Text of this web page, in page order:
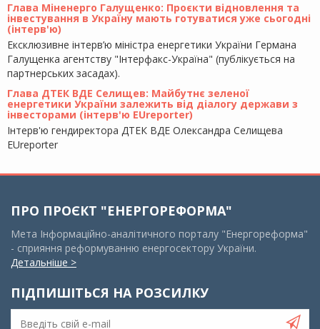
Глава Міненерго Галущенко: Проєкти відновлення та
інвестування в Україну мають готуватися уже сьогодні
(інтерв'ю)
Ексклюзивне інтерв’ю міністра енергетики України Германа
Галущенка агентству "Інтерфакс-Україна" (публікується на
партнерських засадах).
Глава ДТЕК ВДЕ Селищев: Майбутнє зеленої
енергетики України залежить від діалогу держави з
інвесторами (інтерв'ю EUreporter)
Інтерв'ю гендиректора ДТЕК ВДЕ Олександра Селищева
EUreporter
ПРО ПРОЄКТ "ЕНЕРГОРЕФОРМА"
Мета Інформаційно-аналітичного порталу "Енергореформа"
- сприяння реформуванню енергосектору України.
Детальніше >
ПІДПИШІТЬСЯ НА РОЗСИЛКУ